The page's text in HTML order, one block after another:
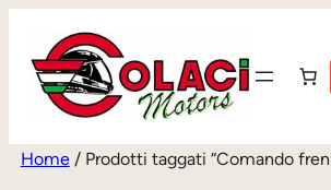
contenuto
Home/ Prodotti taggati “Comando